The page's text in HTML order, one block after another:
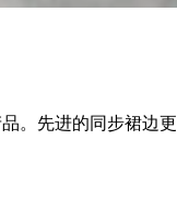
。先进的同步裙边